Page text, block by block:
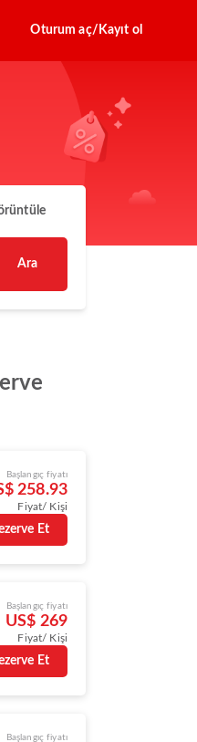
Oturum aç/Kayıt ol
Ara
Başlangıç fiyatı
258.93
Fiyat/ Kişi
Et
Başlangıç fiyatı
US$ 269
Fiyat/ Kişi
Et
Başlangıç fiyatı